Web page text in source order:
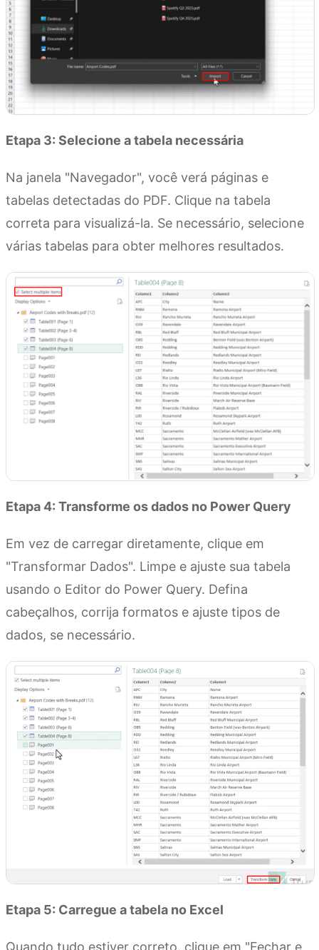
Etapa 3: Selecione a tabela necessária
Na janela "Navegador", você verá páginas e
tabelas detectadas do PDF. Clique na tabela
correta para visualizá-la. Se necessário, selecione
várias tabelas para obter melhores resultados.
Etapa 4: Transforme os dados no Power Query
Em vez de carregar diretamente, clique em
"Transformar Dados". Limpe e ajuste sua tabela
usando o Editor do Power Query. Defina
cabeçalhos, corrija formatos e ajuste tipos de
dados, se necessário.
Etapa 5: Carregue a tabela no Excel